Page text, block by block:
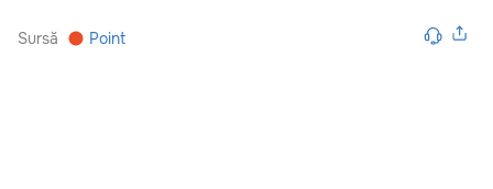
Sursă Point